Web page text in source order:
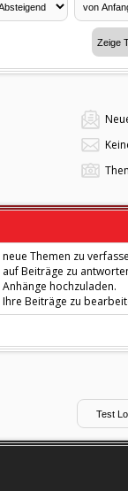
neue Themen zu
auf Beiträge zu
Anhänge hochzuladen.
Ihre Beiträge zu